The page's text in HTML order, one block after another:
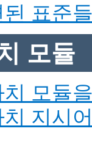
된 표준들
모듈
치 모듈
치 지시